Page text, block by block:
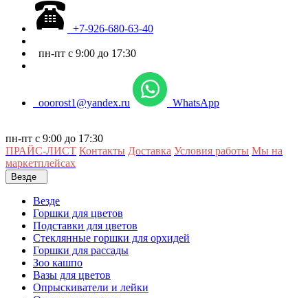
+7-926-680-63-40
пн-пт с 9:00 до 17:30
ooorost1@yandex.ru WhatsApp
пн-пт с 9:00 до 17:30
ПРАЙС-ЛИСТ Контакты Доставка Условия работы Мы на
маркетплейсах
Везде
Везде
Горшки для цветов
Подставки для цветов
Стеклянные горшки для орхидей
Горшки для рассады
Зоо кашпо
Вазы для цветов
Опрыскиватели и лейки